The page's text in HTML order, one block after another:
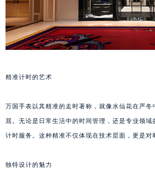
精准计时的艺术
万国手表以其精准的走时著称，就像水仙花在严
屈。无论是日常生活中的时间管理，还是专业领
计时服务。这种精准不仅体现在技术层面，更是对
独特设计的魅力